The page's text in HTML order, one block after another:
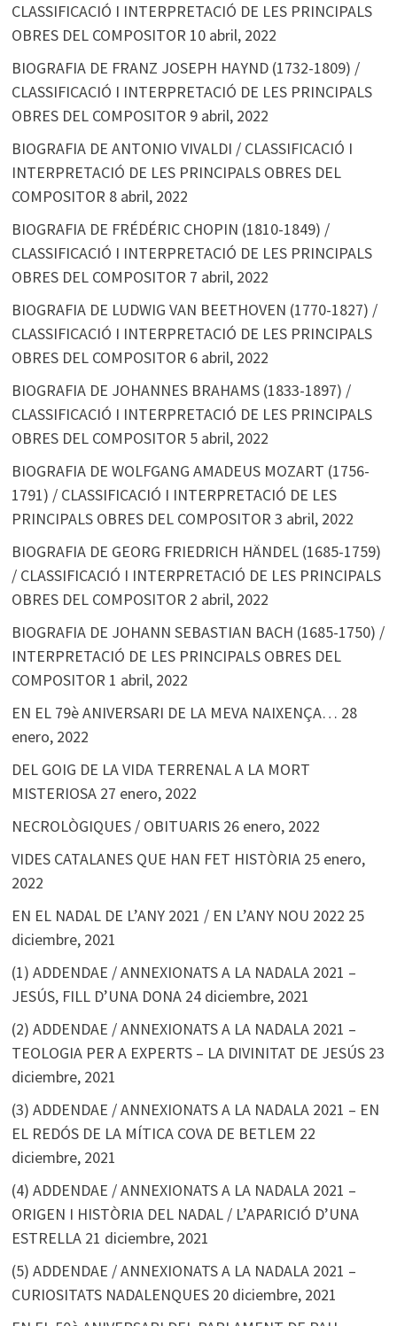
CLASSIFICACIÓ I INTERPRETACIÓ DE LES PRINCIPALS
OBRES DEL COMPOSITOR 10 abril, 2022
BIOGRAFIA DE FRANZ JOSEPH HAYND (1732-1809) /
CLASSIFICACIÓ I INTERPRETACIÓ DE LES PRINCIPALS
OBRES DEL COMPOSITOR 9 abril, 2022
BIOGRAFIA DE ANTONIO VIVALDI / CLASSIFICACIÓ I
INTERPRETACIÓ DE LES PRINCIPALS OBRES DEL
COMPOSITOR 8 abril, 2022
BIOGRAFIA DE FRÉDÉRIC CHOPIN (1810-1849) /
CLASSIFICACIÓ I INTERPRETACIÓ DE LES PRINCIPALS
OBRES DEL COMPOSITOR 7 abril, 2022
BIOGRAFIA DE LUDWIG VAN BEETHOVEN (1770-1827) /
CLASSIFICACIÓ I INTERPRETACIÓ DE LES PRINCIPALS
OBRES DEL COMPOSITOR 6 abril, 2022
BIOGRAFIA DE JOHANNES BRAHAMS (1833-1897) /
CLASSIFICACIÓ I INTERPRETACIÓ DE LES PRINCIPALS
OBRES DEL COMPOSITOR 5 abril, 2022
BIOGRAFIA DE WOLFGANG AMADEUS MOZART (1756-
1791) / CLASSIFICACIÓ I INTERPRETACIÓ DE LES
PRINCIPALS OBRES DEL COMPOSITOR 3 abril, 2022
BIOGRAFIA DE GEORG FRIEDRICH HÄNDEL (1685-1759)
/ CLASSIFICACIÓ I INTERPRETACIÓ DE LES PRINCIPALS
OBRES DEL COMPOSITOR 2 abril, 2022
BIOGRAFIA DE JOHANN SEBASTIAN BACH (1685-1750) /
INTERPRETACIÓ DE LES PRINCIPALS OBRES DEL
COMPOSITOR 1 abril, 2022
EN EL 79è ANIVERSARI DE LA MEVA NAIXENÇA… 28
enero, 2022
DEL GOIG DE LA VIDA TERRENAL A LA MORT
MISTERIOSA 27 enero, 2022
NECROLÒGIQUES / OBITUARIS 26 enero, 2022
VIDES CATALANES QUE HAN FET HISTÒRIA 25 enero,
2022
EN EL NADAL DE L’ANY 2021 / EN L’ANY NOU 2022 25
diciembre, 2021
(1) ADDENDAE / ANNEXIONATS A LA NADALA 2021 –
JESÚS, FILL D’UNA DONA 24 diciembre, 2021
(2) ADDENDAE / ANNEXIONATS A LA NADALA 2021 –
TEOLOGIA PER A EXPERTS – LA DIVINITAT DE JESÚS 23
diciembre, 2021
(3) ADDENDAE / ANNEXIONATS A LA NADALA 2021 – EN
EL REDÓS DE LA MÍTICA COVA DE BETLEM 22
diciembre, 2021
(4) ADDENDAE / ANNEXIONATS A LA NADALA 2021 –
ORIGEN I HISTÒRIA DEL NADAL / L’APARICIÓ D’UNA
ESTRELLA 21 diciembre, 2021
(5) ADDENDAE / ANNEXIONATS A LA NADALA 2021 –
CURIOSITATS NADALENQUES 20 diciembre, 2021